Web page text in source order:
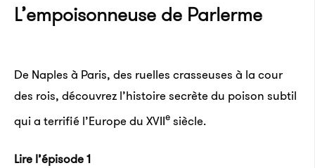
L’empoisonneuse de Parlerme
De Naples à Paris, des ruelles crasseuses à la cour
des rois, découvrez l’histoire secrète du poison subtil
qui a terrifié l’Europe du XVIIe siècle.
Lire l’épisode 1